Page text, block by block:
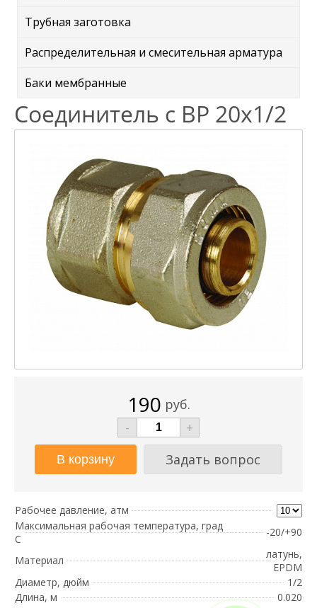
Трубная заготовка
Распределительная и смесительная арматура
Баки мембранные
Соединитель с ВР 20х1/2
190 руб.
-
+
Задать вопрос
Рабочее давление, атм
Максимальная рабочая температура, град
С
-20/+90
Материал
латунь,
EPDM
Диаметр, дюйм
1/2
Длина, м
0.020